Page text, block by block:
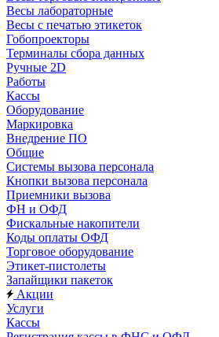
Весы лабораторные
Весы с печатью этикеток
Гобопроекторы
Терминалы сбора данных
Ручные 2D
Работы
Кассы
Оборудование
Маркировка
Внедрение ПО
Общие
Системы вызова персонала
Кнопки вызова персонала
Приемники вызова
ФН и ОФД
Фискальные накопители
Коды оплаты ОФД
Торговое оборудование
Этикет-пистолеты
Запайщики пакеток
Акции
Услуги
Кассы